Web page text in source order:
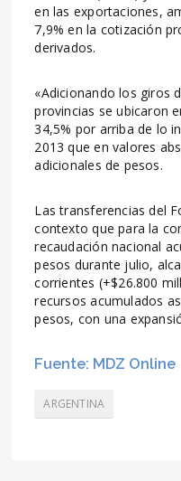
en las exportaciones,
7,9% en la cotización
derivados.
«Adicionando los giros
provincias se ubicaron
34,5% por arriba de lo
2013 que en valores
adicionales de pesos.
Las transferencias del
contexto que para la
recaudación nacional
pesos durante julio,
corrientes (+$26.800
recursos acumulados
pesos, con una
Fuente: MDZ Online
ARGENTINA